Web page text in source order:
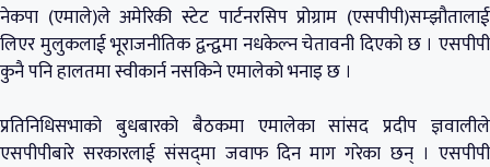
नेकपा (एमाले)ले अमेरिकी स्टेट पार्टनरसिप प्रोग्राम (एसपीपी)सम्झौतालाई
लिएर मुलुकलाई भूराजनीतिक द्वन्द्वमा नधकेल्न चेतावनी दिएको छ । एसपीपी
कुनै पनि हालतमा स्वीकार्न नसकिने एमालेको भनाइ छ ।
प्रतिनिधिसभाको बुधबारको बैठकमा एमालेका सांसद प्रदीप ज्ञवालीले
एसपीपीबारे सरकारलाई संसद्‍मा जवाफ दिन माग गरेका छन् । एसपीपी